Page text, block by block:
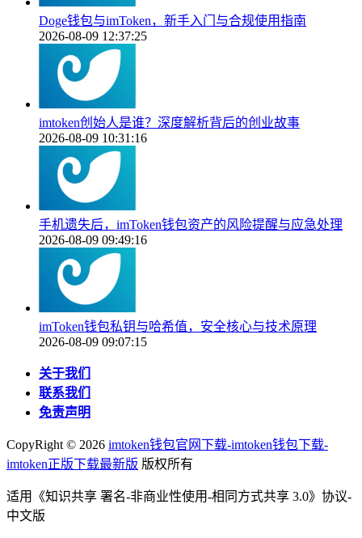
Doge钱包与imToken，新手入门与合规使用指南
2026-08-09 12:37:25
imtoken创始人是谁？深度解析背后的创业故事
2026-08-09 10:31:16
手机遗失后，imToken钱包资产的风险提醒与应急处理
2026-08-09 09:49:16
imToken钱包私钥与哈希值，安全核心与技术原理
2026-08-09 09:07:15
关于我们
联系我们
免责声明
CopyRight © 2026 imtoken钱包官网下载-imtoken钱包下载-
imtoken正版下载最新版 版权所有
适用《知识共享 署名-非商业性使用-相同方式共享 3.0》协议-
中文版